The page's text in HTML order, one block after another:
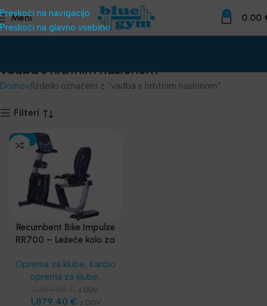
Preskoči na navigacijo
Preskoči na glavno vsebino
Meni 0 0.00
vadba s hrbtnim naslonom
Domov Izdelki označeni z “vadba s hrbtnim naslonom”
Filteri
-30%
Recumbent Bike Impulze
RR700 – Ležeče kolo za
Oprema za klube, Kardio
oprema za klube,
,Kardio
oprema,Sobna kolesa
z DDV
1,879.40 € z DDV